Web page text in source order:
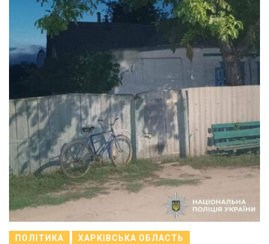
ПОЛІТИКА ХАРКІВСЬКА ОБЛАСТЬ